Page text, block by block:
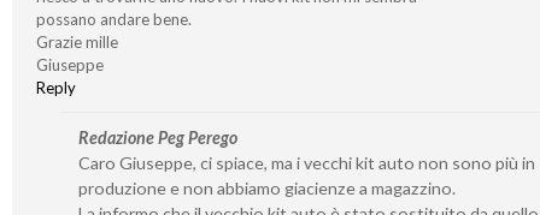
possano andare bene.
Grazie mille
Giuseppe
Reply
Redazione Peg Perego
Caro Giuseppe, ci spiace, ma i vecchi kit auto non sono più in
produzione e non abbiamo giacienze a magazzino.